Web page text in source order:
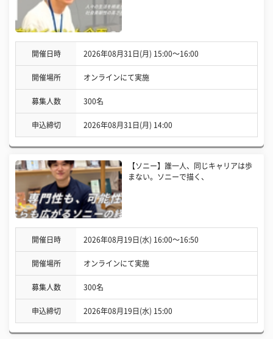
開催日時 2026年08月31日(月) 15:00〜16:00
開催場所 オンラインにて実施
募集人数 300名
申込締切 2026年08月31日(月) 14:00
【ソニー】誰一人、同じキャリアは歩
まない。ソニーで描く、
開催日時 2026年08月19日(水) 16:00〜16:50
開催場所 オンラインにて実施
募集人数 300名
申込締切 2026年08月19日(水) 15:00